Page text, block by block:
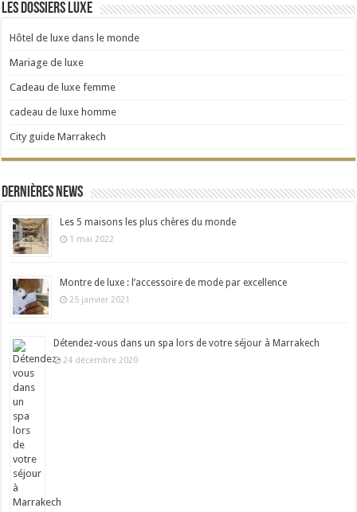
Les dossiers Luxe
Hôtel de luxe dans le monde
Mariage de luxe
Cadeau de luxe femme
cadeau de luxe homme
City guide Marrakech
Dernières news
Les 5 maisons les plus chères du monde
1 mai 2022
Montre de luxe : l’accessoire de mode par excellence
25 janvier 2021
Détendez-vous dans un spa lors de votre séjour à Marrakech
24 décembre 2020